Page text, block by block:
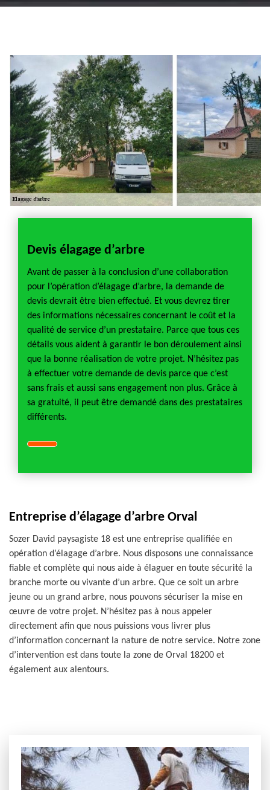
Devis élagage d’arbre
Avant de passer à la conclusion d’une collaboration
pour l’opération d’élagage d’arbre, la demande de
devis devrait être bien effectué. Et vous devrez tirer
des informations nécessaires concernant le coût et la
qualité de service d’un prestataire. Parce que tous ces
détails vous aident à garantir le bon déroulement ainsi
que la bonne réalisation de votre projet. N’hésitez pas
à effectuer votre demande de devis parce que c’est
sans frais et aussi sans engagement non plus. Grâce à
sa gratuité, il peut être demandé dans des prestataires
différents.
Entreprise d’élagage d’arbre Orval
Sozer David paysagiste 18 est une entreprise qualifiée en
opération d’élagage d’arbre. Nous disposons une connaissance
fiable et complète qui nous aide à élaguer en toute sécurité la
branche morte ou vivante d’un arbre. Que ce soit un arbre
jeune ou un grand arbre, nous pouvons sécuriser la mise en
œuvre de votre projet. N’hésitez pas à nous appeler
directement afin que nous puissions vous livrer plus
d’information concernant la nature de notre service. Notre zone
d’intervention est dans toute la zone de Orval 18200 et
également aux alentours.